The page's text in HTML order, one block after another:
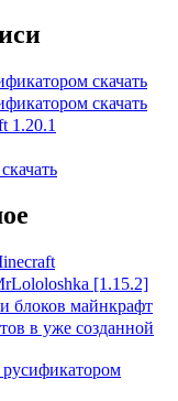
скачать
скачать
1.20.1
[1.15.2]
блоков майнкрафт
в уже созданной